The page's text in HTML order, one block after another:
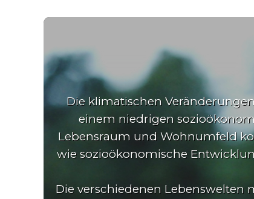
Die klimatischen
einem niedrigen
Lebensraum und Wohnumfeld
wie sozioökonomische
Die verschiedenen